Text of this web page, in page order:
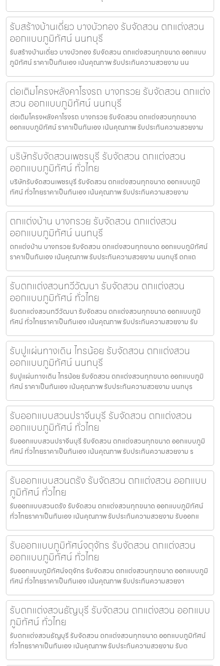
รับสร้างบ้านเดี่ยว บางบัวทอง รับจัดสวน ตกแต่งสวน
ออกแบบภูมิทัศน์ นนทบุรี
รับสร้างบ้านเดี่ยว บางบัวทอง รับจัดสวน ตกแต่งสวนทุกขนาด ออกแบบ
ภูมิทัศน์ ราคาเป็นกันเอง เน้นคุณภาพ รับประกันความสวยงาม นน
ต่อเติมโครงหลังคาโรงรถ บางกรวย รับจัดสวน ตกแต่ง
สวน ออกแบบภูมิทัศน์ นนทบุรี
ต่อเติมโครงหลังคาโรงรถ บางกรวย รับจัดสวน ตกแต่งสวนทุกขนาด
ออกแบบภูมิทัศน์ ราคาเป็นกันเอง เน้นคุณภาพ รับประกันความสวยงาม
บริษัทรับจัดสวนเพชรบุรี รับจัดสวน ตกแต่งสวน
ออกแบบภูมิทัศน์ ทั่วไทย
บริษัทรับจัดสวนเพชรบุรี รับจัดสวน ตกแต่งสวนทุกขนาด ออกแบบภูมิ
ทัศน์ ทั่วไทยราคาเป็นกันเอง เน้นคุณภาพ รับประกันความสวยงาม
ตกแต่งบ้าน บางกรวย รับจัดสวน ตกแต่งสวน
ออกแบบภูมิทัศน์ นนทบุรี
ตกแต่งบ้าน บางกรวย รับจัดสวน ตกแต่งสวนทุกขนาด ออกแบบภูมิทัศน์
ราคาเป็นกันเอง เน้นคุณภาพ รับประกันความสวยงาม นนทบุรี ตกแต
รับตกแต่งสวนทวีวัฒนา รับจัดสวน ตกแต่งสวน
ออกแบบภูมิทัศน์ ทั่วไทย
รับตกแต่งสวนทวีวัฒนา รับจัดสวน ตกแต่งสวนทุกขนาด ออกแบบภูมิ
ทัศน์ ทั่วไทยราคาเป็นกันเอง เน้นคุณภาพ รับประกันความสวยงาม รับ
รับปูแผ่นทางเดิน ไทรน้อย รับจัดสวน ตกแต่งสวน
ออกแบบภูมิทัศน์ นนทบุรี
รับปูแผ่นทางเดิน ไทรน้อย รับจัดสวน ตกแต่งสวนทุกขนาด ออกแบบภูมิ
ทัศน์ ราคาเป็นกันเอง เน้นคุณภาพ รับประกันความสวยงาม นนทบุร
รับออกแบบสวนปราจีนบุรี รับจัดสวน ตกแต่งสวน
ออกแบบภูมิทัศน์ ทั่วไทย
รับออกแบบสวนปราจีนบุรี รับจัดสวน ตกแต่งสวนทุกขนาด ออกแบบภูมิ
ทัศน์ ทั่วไทยราคาเป็นกันเอง เน้นคุณภาพ รับประกันความสวยงาม ร
รับออกแบบสวนตรัง รับจัดสวน ตกแต่งสวน ออกแบบ
ภูมิทัศน์ ทั่วไทย
รับออกแบบสวนตรัง รับจัดสวน ตกแต่งสวนทุกขนาด ออกแบบภูมิทัศน์
ทั่วไทยราคาเป็นกันเอง เน้นคุณภาพ รับประกันความสวยงาม รับออกแ
รับออกแบบภูมิทัศน์จตุจักร รับจัดสวน ตกแต่งสวน
ออกแบบภูมิทัศน์ ทั่วไทย
รับออกแบบภูมิทัศน์จตุจักร รับจัดสวน ตกแต่งสวนทุกขนาด ออกแบบภูมิ
ทัศน์ ทั่วไทยราคาเป็นกันเอง เน้นคุณภาพ รับประกันความสวยงา
รับตกแต่งสวนธัญบุรี รับจัดสวน ตกแต่งสวน ออกแบบ
ภูมิทัศน์ ทั่วไทย
รับตกแต่งสวนธัญบุรี รับจัดสวน ตกแต่งสวนทุกขนาด ออกแบบภูมิทัศน์
ทั่วไทยราคาเป็นกันเอง เน้นคุณภาพ รับประกันความสวยงาม รับต